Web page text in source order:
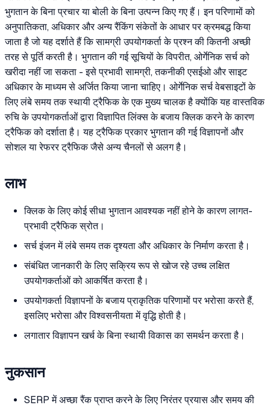
भुगतान के बिना प्रचार या बोली के बिना उत्पन्न किए गए हैं। इन परिणामों को
अनुपातिकता, अधिकार और अन्य रैंकिंग संकेतों के आधार पर क्रमबद्ध किया
जाता है जो यह दर्शाते हैं कि सामग्री उपयोगकर्ता के प्रश्न की कितनी अच्छी
तरह से पूर्ति करती है। भुगतान की गई सूचियों के विपरीत, ओर्गेनिक सर्च को
खरीदा नहीं जा सकता - इसे प्रभावी सामग्री, तकनीकी एसईओ और साइट
अधिकार के माध्यम से अर्जित किया जाना चाहिए। ओर्गेनिक सर्च वेबसाइटों के
लिए लंबे समय तक स्थायी ट्रैफिक के एक मुख्य चालक है क्योंकि यह वास्तविक
रुचि के उपयोगकर्ताओं द्वारा विज्ञापित लिंक्स के बजाय क्लिक करने के कारण
ट्रैफिक को दर्शाता है। यह ट्रैफिक प्रकार भुगतान की गई विज्ञापनों और
सोशल या रेफरर ट्रैफिक जैसे अन्य चैनलों से अलग है।
लाभ
क्लिक के लिए कोई सीधा भुगतान आवश्यक नहीं होने के कारण लागत-
प्रभावी ट्रैफिक स्रोत।
सर्च इंजन में लंबे समय तक दृश्यता और अधिकार के निर्माण करता है।
संबंधित जानकारी के लिए सक्रिय रूप से खोज रहे उच्च लक्षित
उपयोगकर्ताओं को आकर्षित करता है।
उपयोगकर्ता विज्ञापनों के बजाय प्राकृतिक परिणामों पर भरोसा करते हैं,
इसलिए भरोसा और विश्वसनीयता में वृद्धि होती है।
लगातार विज्ञापन खर्च के बिना स्थायी विकास का समर्थन करता है।
नुकसान
SERP में अच्छा रैंक प्राप्त करने के लिए निरंतर प्रयास और समय की